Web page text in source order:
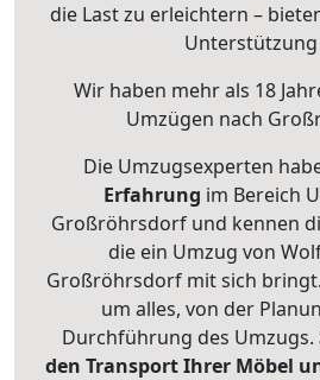
die Last zu erleichtern –
Unterstützung
Wir haben mehr als 18
Umzügen nach
Die Umzugsexperten
Erfahrung im Bereich
Großröhrsdorf und kennen
die ein Umzug von
Großröhrsdorf mit sich
um alles, von der
Durchführung des Umzugs.
den Transport Ihrer Möbel